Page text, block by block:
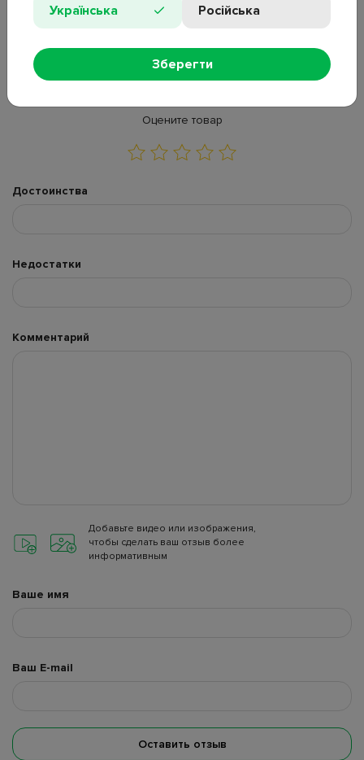
ОСТАВИТЬ ОТЗЫВ ЗАДАТЬ ВОПРОС
Оцените товар
Достоинства
Недостатки
Комментарий
Добавьте видео или изображения,
чтобы сделать ваш отзыв более
информативным
Ваше имя
Ваш E-mail
Оставить отзыв
Українська Російська
Зберегти